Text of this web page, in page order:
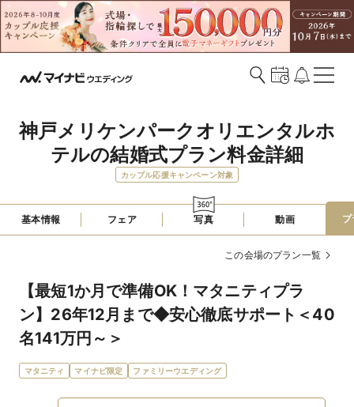
神戸メリケンパークオリエンタルホ
テルの結婚式プラン料金詳細
カップル応援キャンペーン対象
基本情報 フェア 写真 動画
この会場のプラン一覧
【最短1か月で準備OK！マタニティプラ
ン】26年12月まで◆安心徹底サポート＜40
名141万円～＞
マタニティ マイナビ限定 ファミリーウエディング